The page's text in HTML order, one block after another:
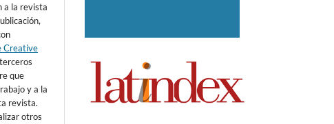
a la revista
Creative
que
y a la
revista.
otros